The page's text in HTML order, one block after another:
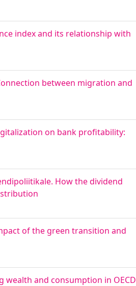
index and its relationship with
between migration and
on bank profitability:
How the dividend
of the green transition and
wealth and consumption in OECD